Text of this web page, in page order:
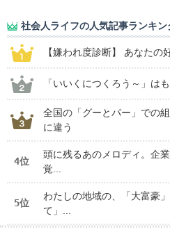
社会人ライフの人気記事ランキン
【嫌われ度診断】 あなたの
「いいくにつくろう～」
全国の「グーとパー」での
に違う
4位
頭に残るあのメロディ。企
覚...
5位
わたしの地域の、「大富豪
て」...